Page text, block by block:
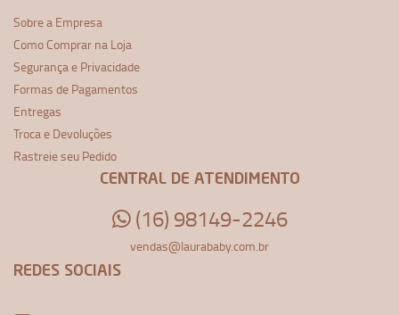
Sobre a Empresa
Como Comprar na Loja
Segurança e Privacidade
Formas de Pagamentos
Entregas
Troca e Devoluções
Rastreie seu Pedido
CENTRAL DE ATENDIMENTO
(16) 98149-2246
vendas@laurababy.com.br
REDES SOCIAIS